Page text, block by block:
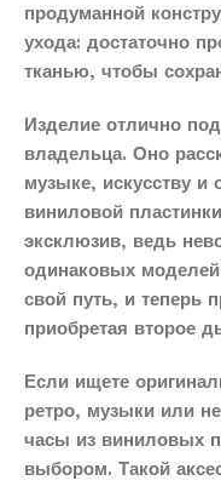
продуманной
ухода: достаточно
тканью, чтобы
Изделие отлично
владельца. Оно
музыке, искусству
виниловой
эксклюзив, ведь
одинаковых
свой путь, и теперь
приобретая второе
Если ищете
ретро, музыки или
часы из виниловых
выбором. Такой